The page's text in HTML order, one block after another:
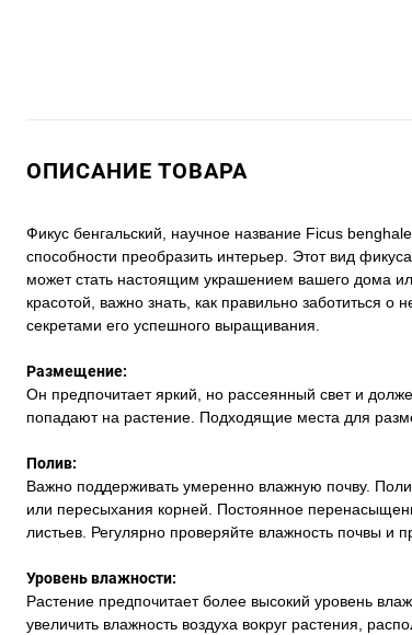
ОПИСАНИЕ ТОВАРА
Фикус бенгальский, научное название Ficus
способности преобразить интерьер. Этот вид
может стать настоящим украшением вашего дома
красотой, важно знать, как правильно заботиться
секретами его успешного выращивания.
Размещение:
Он предпочитает яркий, но рассеянный свет и
попадают на растение. Подходящие места для
Полив:
Важно поддерживать умеренно влажную почву.
или пересыхания корней. Постоянное
листьев. Регулярно проверяйте влажность почвы и
Уровень влажности:
Растение предпочитает более высокий уровень
увеличить влажность воздуха вокруг растения,